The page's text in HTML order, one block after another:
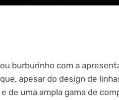
burburinho com a
apesar do design de
de uma ampla gama de